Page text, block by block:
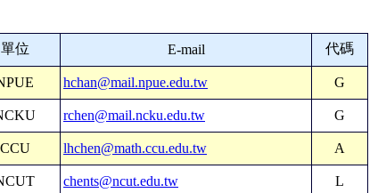
單位 E-mail 代碼
hchan@mail.npue.edu.tw G
rchen@mail.ncku.edu.tw G
CCU lhchen@math.ccu.edu.tw A
chents@ncut.edu.tw L